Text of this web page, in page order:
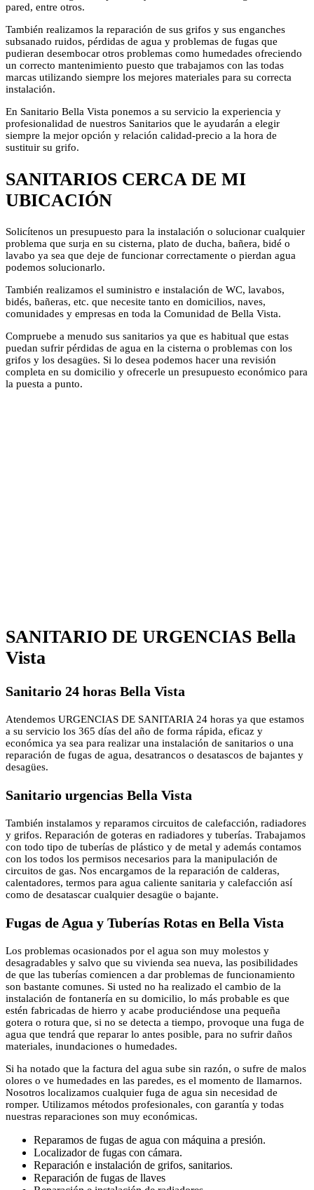
pared, entre otros.
También realizamos la reparación de sus grifos y sus enganches
subsanado ruidos, pérdidas de agua y problemas de fugas que
pudieran desembocar otros problemas como humedades ofreciendo
un correcto mantenimiento puesto que trabajamos con las todas
marcas utilizando siempre los mejores materiales para su correcta
instalación.
En Sanitario Bella Vista ponemos a su servicio la experiencia y
profesionalidad de nuestros Sanitarios que le ayudarán a elegir
siempre la mejor opción y relación calidad-precio a la hora de
sustituir su grifo.
SANITARIOS CERCA DE MI
UBICACIÓN
Solicítenos un presupuesto para la instalación o solucionar cualquier
problema que surja en su cisterna, plato de ducha, bañera, bidé o
lavabo ya sea que deje de funcionar correctamente o pierdan agua
podemos solucionarlo.
También realizamos el suministro e instalación de WC, lavabos,
bidés, bañeras, etc. que necesite tanto en domicilios, naves,
comunidades y empresas en toda la Comunidad de Bella Vista.
Compruebe a menudo sus sanitarios ya que es habitual que estas
puedan sufrir pérdidas de agua en la cisterna o problemas con los
grifos y los desagües. Si lo desea podemos hacer una revisión
completa en su domicilio y ofrecerle un presupuesto económico para
la puesta a punto.
SANITARIO DE URGENCIAS Bella
Vista
Sanitario 24 horas Bella Vista
Atendemos URGENCIAS DE SANITARIA 24 horas ya que estamos
a su servicio los 365 días del año de forma rápida, eficaz y
económica ya sea para realizar una instalación de sanitarios o una
reparación de fugas de agua, desatrancos o desatascos de bajantes y
desagües.
Sanitario urgencias Bella Vista
También instalamos y reparamos circuitos de calefacción, radiadores
y grifos. Reparación de goteras en radiadores y tuberías. Trabajamos
con todo tipo de tuberías de plástico y de metal y además contamos
con los todos los permisos necesarios para la manipulación de
circuitos de gas. Nos encargamos de la reparación de calderas,
calentadores, termos para agua caliente sanitaria y calefacción así
como de desatascar cualquier desagüe o bajante.
Fugas de Agua y Tuberías Rotas en Bella Vista
Los problemas ocasionados por el agua son muy molestos y
desagradables y salvo que su vivienda sea nueva, las posibilidades
de que las tuberías comiencen a dar problemas de funcionamiento
son bastante comunes. Si usted no ha realizado el cambio de la
instalación de fontanería en su domicilio, lo más probable es que
estén fabricadas de hierro y acabe produciéndose una pequeña
gotera o rotura que, si no se detecta a tiempo, provoque una fuga de
agua que tendrá que reparar lo antes posible, para no sufrir daños
materiales, inundaciones o humedades.
Si ha notado que la factura del agua sube sin razón, o sufre de malos
olores o ve humedades en las paredes, es el momento de llamarnos.
Nosotros localizamos cualquier fuga de agua sin necesidad de
romper. Utilizamos métodos profesionales, con garantía y todas
nuestras reparaciones son muy económicas.
Reparamos de fugas de agua con máquina a presión.
Localizador de fugas con cámara.
Reparación e instalación de grifos, sanitarios.
Reparación de fugas de llaves